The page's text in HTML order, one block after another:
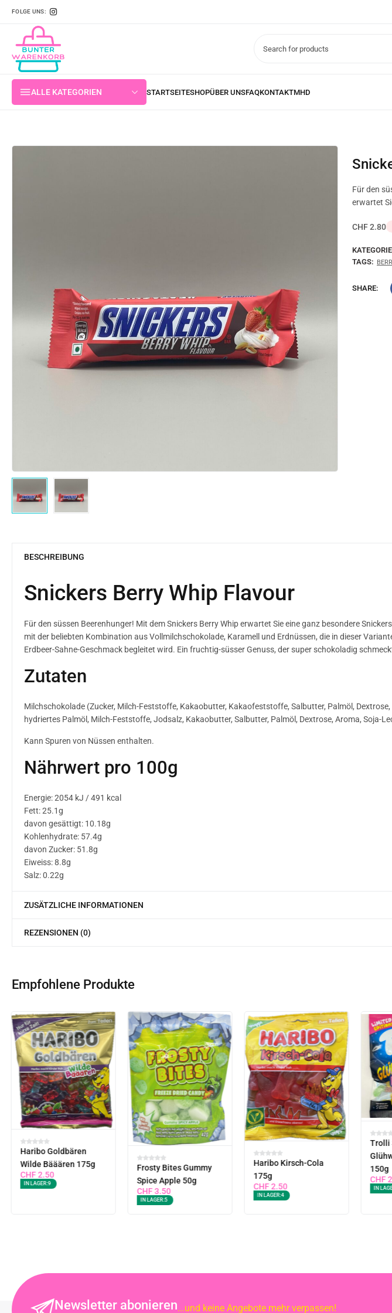
FOLGE UNS:
ALLE KATEGORIEN
Für den
erwartet
CHF2.80
TAGS:
SHARE:
BESCHREIBUNG
Snickers Berry Whip Flavour
Für den süssen Beerenhunger! Mit dem Snickers Berry Whip erwartet Sie eine ganz besondere
mit der beliebten Kombination aus Vollmilchschokolade, Karamell und Erdnüssen, die in dieser
Erdbeer-Sahne-Geschmack begleitet wird. Ein fruchtig-süsser Genuss, der super schokoladig
Zutaten
Milchschokolade (Zucker, Milch-Feststoffe, Kakaobutter, Kakaofeststoffe, Salbutter, Palmöl,
hydriertes Palmöl, Milch-Feststoffe, Jodsalz, Kakaobutter, Salbutter, Palmöl, Dextrose, Aroma, Soja-
Kann Spuren von Nüssen enthalten.
Nährwert pro 100g
Energie: 2054 kJ / 491 kcal
Fett: 25.1g
davon gesättigt: 10.18g
Kohlenhydrate: 57.4g
davon Zucker: 51.8g
Eiweiss: 8.8g
Salz: 0.22g
ZUSÄTZLICHE INFORMATIONEN
REZENSIONEN (0)
Empfohlene Produkte
Haribo Goldbären
Wilde Bääären 175g
CHF2.50
IN LAGER:9
Frosty Bites Gummy
Spice Apple 50g
CHF3.50
IN LAGER:5
Haribo Kirsch-Cola
175g
CHF2.50
IN LAGER:4
Trolli
150g
CHF
IN
Newsletter abonieren...und keine Angebote mehr verpassen!